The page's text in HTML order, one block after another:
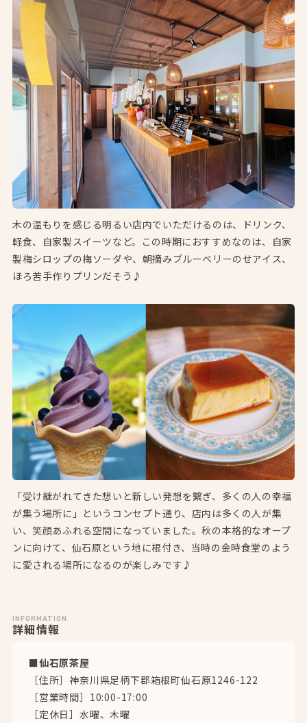
木の温もりを感じる明るい店内でいただけるのは、ドリンク、
軽食、自家製スイーツなど。この時期におすすめなのは、自家
製梅シロップの梅ソーダや、朝摘みブルーベリーのせアイス、
ほろ苦手作りプリンだそう♪
「受け継がれてきた想いと新しい発想を繋ぎ、多くの人の幸福
が集う場所に」というコンセプト通り、店内は多くの人が集
い、笑顔あふれる空間になっていました。秋の本格的なオープ
ンに向けて、仙石原という地に根付き、当時の金時食堂のよう
に愛される場所になるのが楽しみです♪
INFORMATION
詳細情報
■仙石原茶屋
［住所］神奈川県足柄下郡箱根町仙石原1246-122
［営業時間］10:00-17:00
［定休日］水曜、木曜